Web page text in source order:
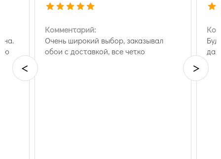
Комментарий:
Очень широкий выбор, заказывал
обои с доставкой, все четко
< >